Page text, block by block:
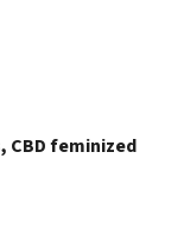
CBD feminized